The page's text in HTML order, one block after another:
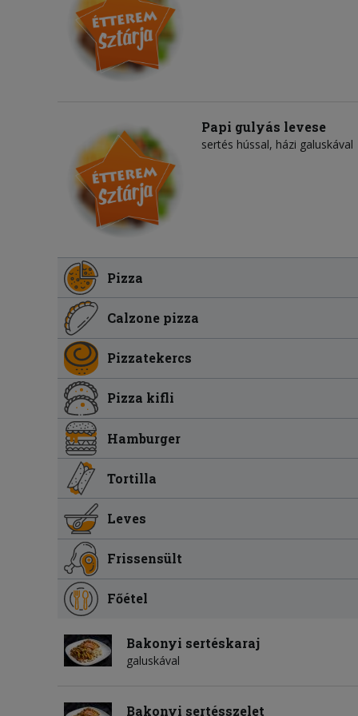
Papi gulyás levese
sertés hússal, házi galuskával
Pizza
Calzone pizza
Pizzatekercs
Pizza kifli
Hamburger
Tortilla
Leves
Frissensült
Főétel
Bakonyi sertéskaraj
galuskával
Bakonyi sertésszelet